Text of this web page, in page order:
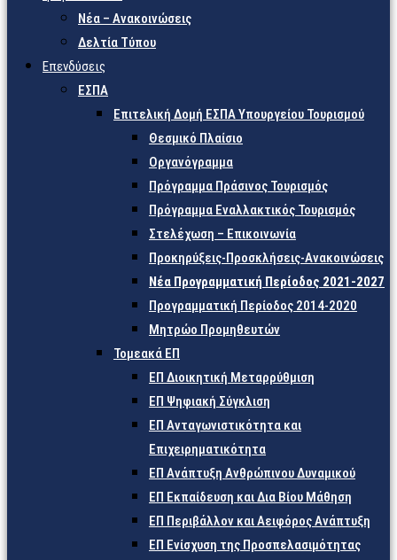
Νέα – Ανακοινώσεις
Δελτία Τύπου
Επενδύσεις
ΕΣΠΑ
Επιτελική Δομή ΕΣΠΑ Υπουργείου Τουρισμού
Θεσμικό Πλαίσιο
Οργανόγραμμα
Πρόγραμμα Πράσινος Τουρισμός
Πρόγραμμα Εναλλακτικός Τουρισμός
Στελέχωση – Επικοινωνία
Προκηρύξεις-Προσκλήσεις-Ανακοινώσεις
Νέα Προγραμματική Περίοδος 2021-2027
Προγραμματική Περίοδος 2014-2020
Μητρώο Προμηθευτών
Τομεακά ΕΠ
ΕΠ Διοικητική Μεταρρύθμιση
ΕΠ Ψηφιακή Σύγκλιση
ΕΠ Ανταγωνιστικότητα και
Επιχειρηματικότητα
ΕΠ Ανάπτυξη Ανθρώπινου Δυναμικού
ΕΠ Εκπαίδευση και Δια Βίου Μάθηση
ΕΠ Περιβάλλον και Αειφόρος Ανάπτυξη
ΕΠ Ενίσχυση της Προσπελασιμότητας